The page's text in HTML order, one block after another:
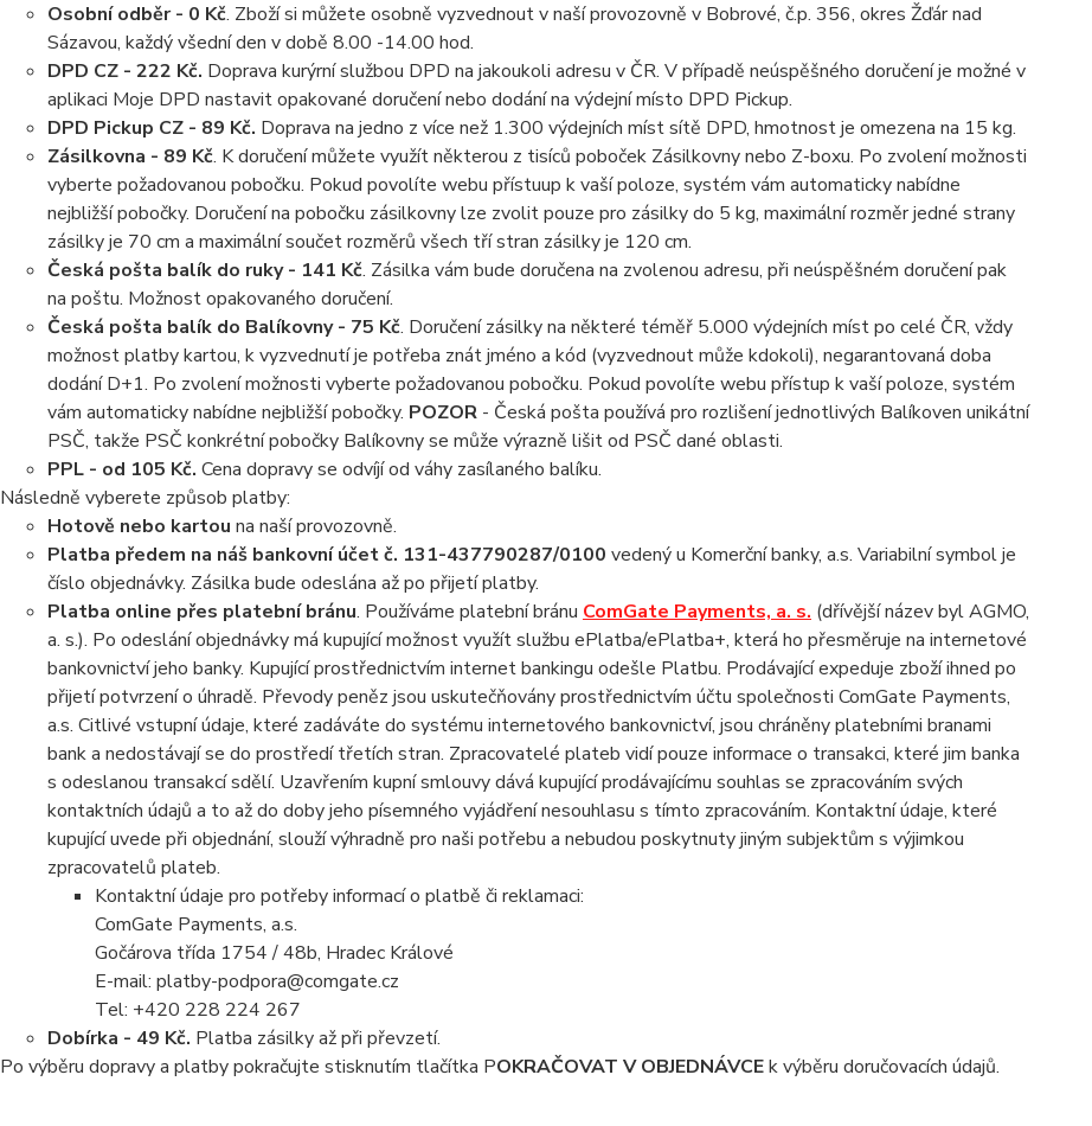
Osobní odběr - 0 Kč. Zboží si můžete osobně vyzvednout v naší provozovně v Bobrové, č.p. 356, okres Žďár nad
Sázavou, každý všední den v době 8.00 -14.00 hod.
DPD CZ - 222 Kč. Doprava kurýrní službou DPD na jakoukoli adresu v ČR. V případě neúspěšného doručení je možné v
aplikaci Moje DPD nastavit opakované doručení nebo dodání na výdejní místo DPD Pickup.
DPD Pickup CZ - 89 Kč. Doprava na jedno z více než 1.300 výdejních míst sítě DPD, hmotnost je omezena na 15 kg.
Zásilkovna - 89 Kč. K doručení můžete využít některou z tisíců poboček Zásilkovny nebo Z-boxu. Po zvolení možnosti
vyberte požadovanou pobočku. Pokud povolíte webu přístuup k vaší poloze, systém vám automaticky nabídne
nejbližší pobočky. Doručení na pobočku zásilkovny lze zvolit pouze pro zásilky do 5 kg, maximální rozměr jedné strany
zásilky je 70 cm a maximální součet rozměrů všech tří stran zásilky je 120 cm.
Česká pošta balík do ruky - 141 Kč. Zásilka vám bude doručena na zvolenou adresu, při neúspěšném doručení pak
na poštu. Možnost opakovaného doručení.
Česká pošta balík do Balíkovny - 75 Kč. Doručení zásilky na některé téměř 5.000 výdejních míst po celé ČR, vždy
možnost platby kartou, k vyzvednutí je potřeba znát jméno a kód (vyzvednout může kdokoli), negarantovaná doba
dodání D+1. Po zvolení možnosti vyberte požadovanou pobočku. Pokud povolíte webu přístup k vaší poloze, systém
vám automaticky nabídne nejbližší pobočky. POZOR- Česká pošta používá pro rozlišení jednotlivých Balíkoven unikátní
PSČ, takže PSČ konkrétní pobočky Balíkovny se může výrazně lišit od PSČ dané oblasti.
PPL - od 105 Kč. Cena dopravy se odvíjí od váhy zasílaného balíku.
Následně vyberete způsob platby:
Hotově nebo kartou na naší provozovně.
Platba předem na náš bankovní účet č. 131-437790287/0100 vedený u Komerční banky, a.s. Variabilní symbol je
číslo objednávky. Zásilka bude odeslána až po přijetí platby.
Platba online přes platební bránu. Používáme platební bránu ComGate Payments, a. s. (dřívější název byl AGMO,
a. s.). Po odeslání objednávky má kupující možnost využít službu ePlatba/ePlatba+, která ho přesměruje na internetové
bankovnictví jeho banky. Kupující prostřednictvím internet bankingu odešle Platbu. Prodávající expeduje zboží ihned po
přijetí potvrzení o úhradě. Převody peněz jsou uskutečňovány prostřednictvím účtu společnosti ComGate Payments,
a.s. Citlivé vstupní údaje, které zadáváte do systému internetového bankovnictví, jsou chráněny platebními branami
bank a nedostávají se do prostředí třetích stran. Zpracovatelé plateb vidí pouze informace o transakci, které jim banka
s odeslanou transakcí sdělí. Uzavřením kupní smlouvy dává kupující prodávajícímu souhlas se zpracováním svých
kontaktních údajů a to až do doby jeho písemného vyjádření nesouhlasu s tímto zpracováním. Kontaktní údaje, které
kupující uvede při objednání, slouží výhradně pro naši potřebu a nebudou poskytnuty jiným subjektům s výjimkou
zpracovatelů plateb.
Kontaktní údaje pro potřeby informací o platbě či reklamaci:
ComGate Payments, a.s.
Gočárova třída 1754 / 48b, Hradec Králové
E-mail: platby-podpora@comgate.cz
Tel: +420 228 224 267
Dobírka - 49 Kč. Platba zásilky až při převzetí.
Po výběru dopravy a platby pokračujte stisknutím tlačítka POKRAČOVAT V OBJEDNÁVCEk výběru doručovacích údajů.